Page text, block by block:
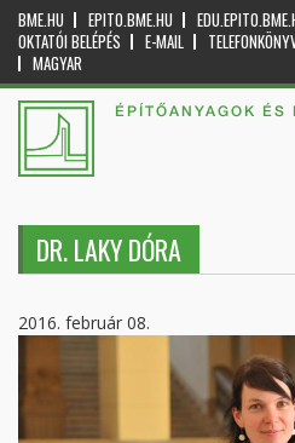
BME.HU EPITO.BME.HU
OKTATÓI BELÉPÉS
E-MAIL
MAGYAR
ÉPÍTŐANYAGOK ÉS
DR. LAKY DÓRA
2016. február 08.